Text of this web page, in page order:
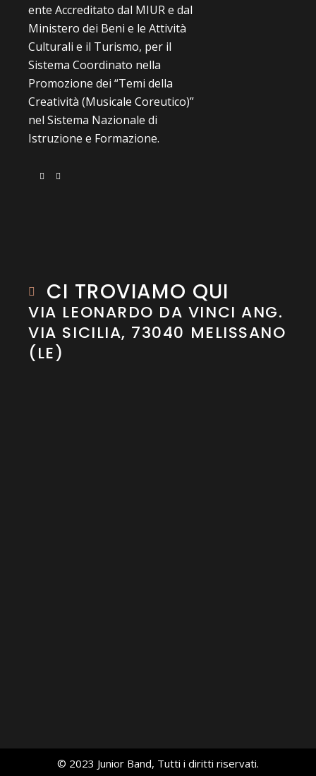
ente Accreditato dal MIUR e dal
Ministero dei Beni e le Attività
Culturali e il Turismo, per il
Sistema Coordinato nella
Promozione dei “Temi della
Creatività (Musicale Coreutico)”
nel Sistema Nazionale di
Istruzione e Formazione.
CI TROVIAMO QUI
VIA LEONARDO DA VINCI ANG.
VIA SICILIA, 73040 MELISSANO
(LE)
© 2023 Junior Band, Tutti i diritti riservati.